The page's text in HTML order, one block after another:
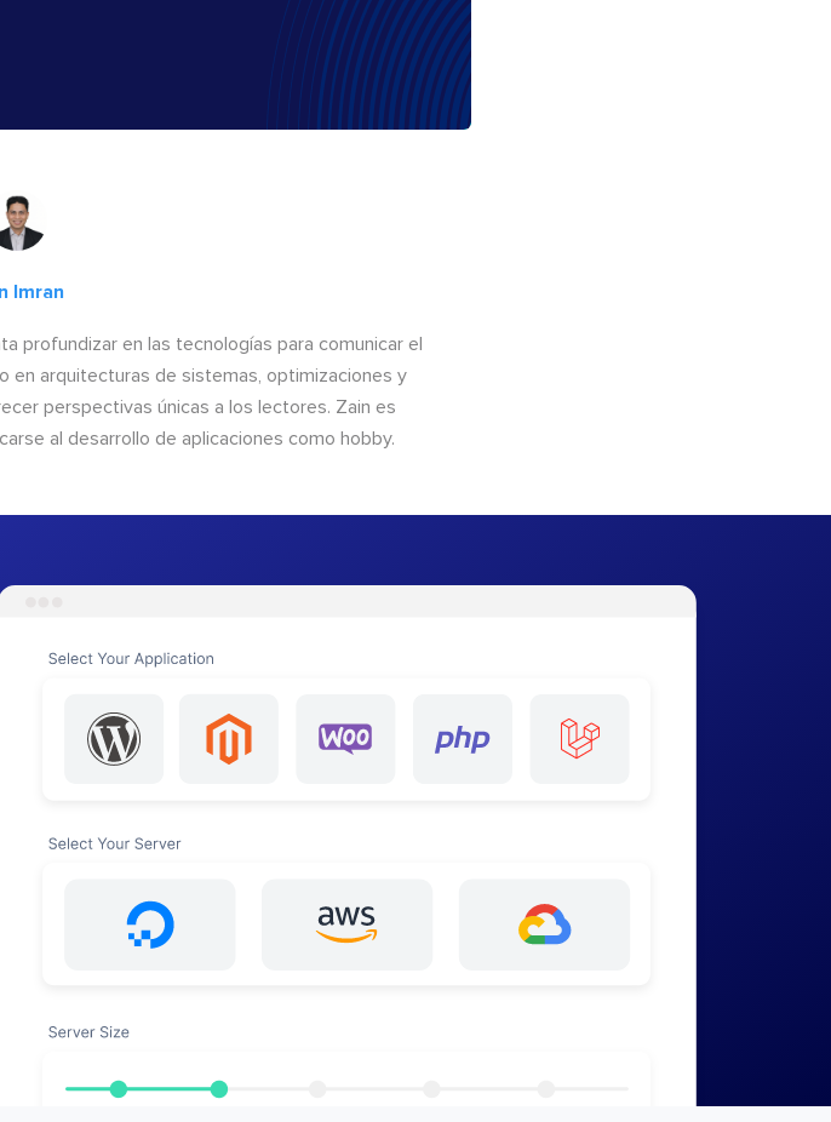
Imran
profundizar en las tecnologías para comunicar el
en arquitecturas de sistemas, optimizaciones y
perspectivas únicas a los lectores. Zain es
al desarrollo de aplicaciones como hobby.